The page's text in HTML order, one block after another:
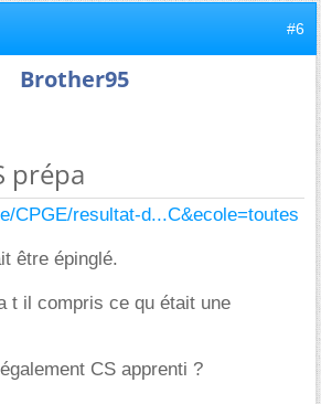
#6
Brother95
prépa
CPGE/resultat-d...C&ecole=toutes
être épinglé.
t il compris ce qu était une
CS apprenti ?